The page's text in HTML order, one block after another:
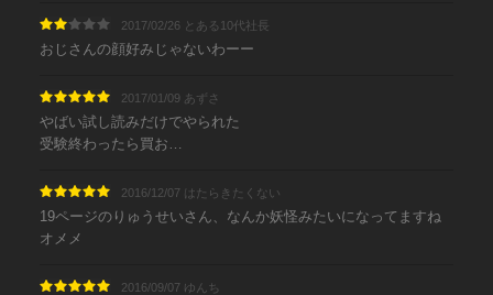
2017/02/26 とある10代社長
おじさんの顔好みじゃないわーー
2017/01/09 あずさ
やばい試し読みだけでやられた
受験終わったら買お…
2016/12/07 はたらきたくない
19ページのりゅうせいさん、なんか妖怪みたいになってますね
オメメ
2016/09/07 ゆんち